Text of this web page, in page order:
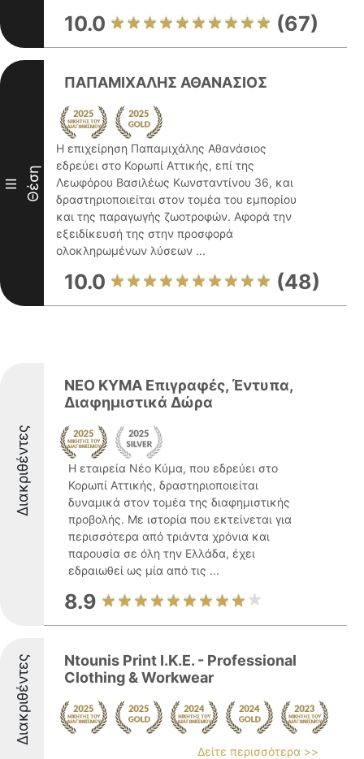
10.0 (67)
III Θέση
ΠΑΠΑΜΙΧΑΛΗΣ ΑΘΑΝΑΣΙΟΣ
Η επιχείρηση Παπαμιχάλης Αθανάσιος
εδρεύει στο Κορωπί Αττικής, επί της
Λεωφόρου Βασιλέως Κωνσταντίνου 36, και
δραστηριοποιείται στον τομέα του εμπορίου
και της παραγωγής ζωοτροφών. Αφορά την
εξειδίκευσή της στην προσφορά
ολοκληρωμένων λύσεων ...
10.0 (48)
Διακριθέντες
ΝΕΟ ΚΥΜΑ Επιγραφές, Έντυπα,
Διαφημιστικά Δώρα
Η εταιρεία Νέο Κύμα, που εδρεύει στο
Κορωπί Αττικής, δραστηριοποιείται
δυναμικά στον τομέα της διαφημιστικής
προβολής. Με ιστορία που εκτείνεται για
περισσότερα από τριάντα χρόνια και
παρουσία σε όλη την Ελλάδα, έχει
εδραιωθεί ως μία από τις ...
8.9
Διακριθέντες
Ntounis Print I.K.E. - Professional
Clothing & Workwear
Δείτε περισσότερα >>